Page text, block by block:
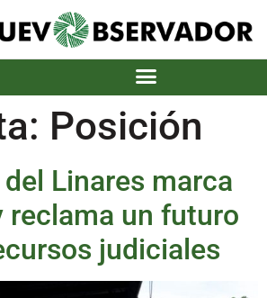
Posición
Linares marca
reclama un futuro
judiciales